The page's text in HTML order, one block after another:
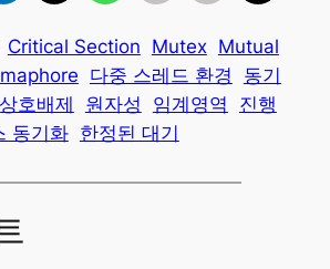
Critical Section Mutex Mutual
다중 스레드 환경
동기
상호배제 원자성 임계영역
진행
동기화 한정된 대기